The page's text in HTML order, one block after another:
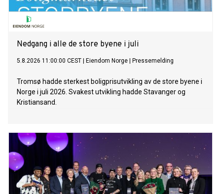
Nedgang i alle de store byene i juli
5.8.2026 11:00:00 CEST Eiendom Norge Pressemelding
Tromsø hadde sterkest boligprisutvikling av de store byene i
Norge i juli 2026. Svakest utvikling hadde Stavanger og
Kristiansand.